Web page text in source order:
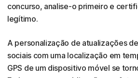
concurso, analise-o primeiro e
legítimo.
A personalização de atualizações
sociais com uma localização em
GPS de um dispositivo móvel se